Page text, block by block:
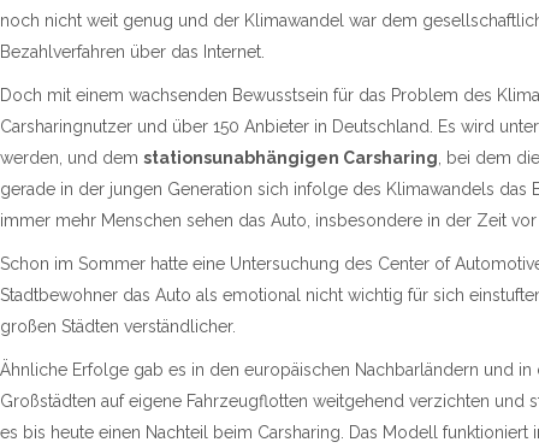
noch nicht weit genug und der Klimawandel war dem
Bezahlverfahren über das Internet.
Doch mit einem wachsenden Bewusstsein für das Problem des
Carsharingnutzer und über 150 Anbieter in Deutschland. Es wird
werden, und dem stationsunabhängigen Carsharing , bei dem
gerade in der jungen Generation sich infolge des Klimawandels
immer mehr Menschen sehen das Auto, insbesondere in der Zeit
Schon im Sommer hatte eine Untersuchung des Center of
Stadtbewohner das Auto als emotional nicht wichtig für sich
großen Städten verständlicher.
Ähnliche Erfolge gab es in den europäischen Nachbarländern und
Großstädten auf eigene Fahrzeugflotten weitgehend verzichten
es bis heute einen Nachteil beim Carsharing. Das Modell